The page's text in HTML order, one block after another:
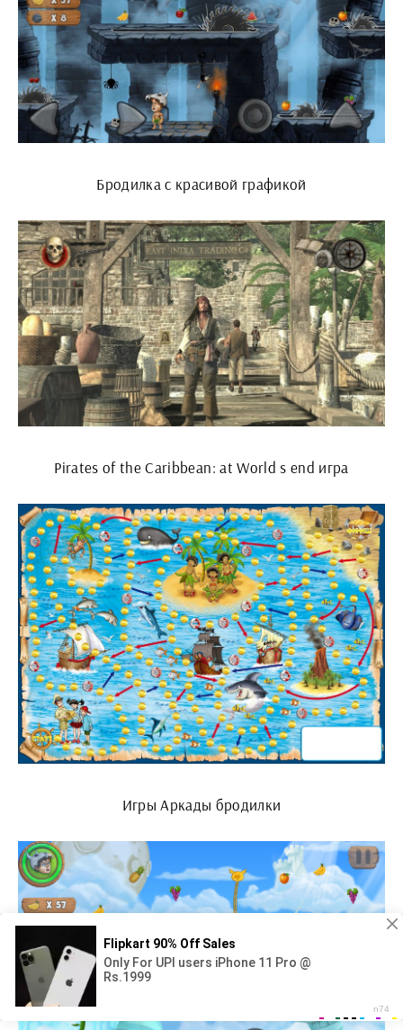
Бродилка с красивой графикой
Pirates of the Caribbean: at World s end игра
Игры Аркады бродилки